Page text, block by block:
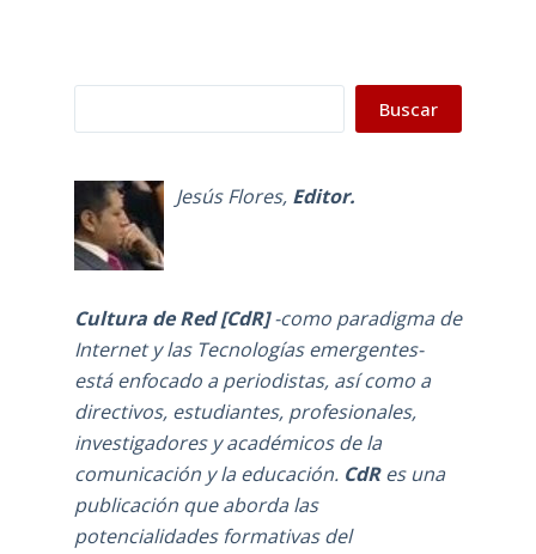
Buscar
Jesús Flores, Editor.
Cultura de Red [CdR]-como paradigma de
Internet y las Tecnologías emergentes-
está enfocado a periodistas, así como a
directivos, estudiantes, profesionales,
investigadores y académicos de la
comunicación y la educación. CdRes una
publicación que aborda las
potencialidades formativas del